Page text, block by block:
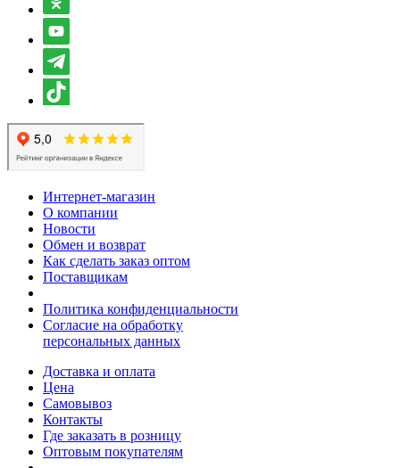
Интернет-магазин
О компании
Новости
Обмен и возврат
Как сделать заказ оптом
Поставщикам
Политика конфиденциальности
Согласие на обработку
персональных данных
Доставка и оплата
Цена
Самовывоз
Контакты
Где заказать в розницу
Оптовым покупателям